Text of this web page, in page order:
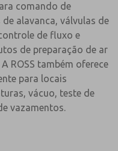
comando de
alavanca, válvulas de
de fluxo e
de preparação de ar
ROSS também oferece
para locais
vácuo, teste de
vazamentos.